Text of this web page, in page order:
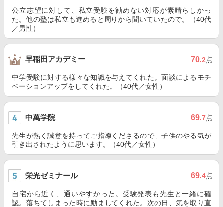
公立志望に対して、私立受験を勧めない対応が素晴らしかっ
た。他の塾は私立も進めると周りから聞いていたので。（40代
／男性）
早稲田アカデミー 70.2点
中学受験に対する様々な知識を与えてくれた。面談によるモチ
ベーションアップをしてくれた。（40代／女性）
中萬学院 69.7点
先生が熱く誠意を持ってご指導くださるので、子供のやる気が
引き出されたように思います。（40代／女性）
栄光ゼミナール 69.4点
自宅から近く、通いやすかった。受験発表も先生と一緒に確
認。落ちてしまった時に励ましてくれた。次の日、気を取り直